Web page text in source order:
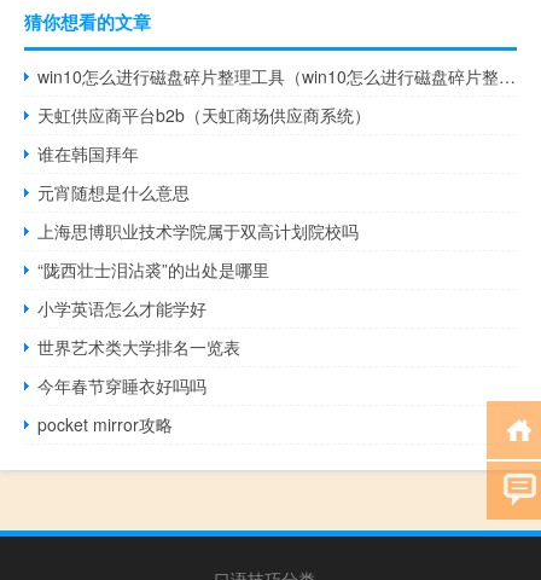
猜你想看的文章
win10怎么进行磁盘碎片整理工具（win10怎么进行磁盘碎片整理）
天虹供应商平台b2b（天虹商场供应商系统）
谁在韩国拜年
元宵随想是什么意思
上海思博职业技术学院属于双高计划院校吗
“陇西壮士泪沾裘”的出处是哪里
小学英语怎么才能学好
世界艺术类大学排名一览表
今年春节穿睡衣好吗吗
pocket mirror攻略